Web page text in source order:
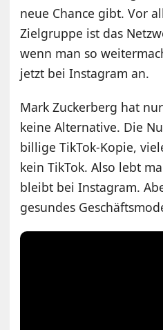
neue Chance gibt. Vor
Zielgruppe ist das
wenn man so
jetzt bei Instagram an.
Mark Zuckerberg hat
keine Alternative. Die
billige TikTok-Kopie,
kein TikTok. Also lebt
bleibt bei Instagram.
gesundes